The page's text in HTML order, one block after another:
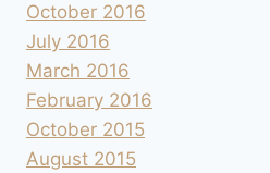
October 2016
July 2016
March 2016
February 2016
October 2015
August 2015